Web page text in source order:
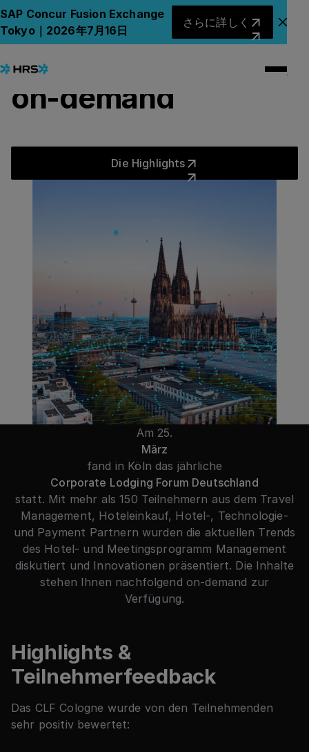
SAP Concur Fusion Exchange
Tokyo｜2026年7月16日
さらに詳しく
ア
KÖLN, 2025
Corporate Lodging
Forum deutschland,
on-demand
Die Highlights
Am 25.
März
fand in Köln das jährliche
Corporate Lodging Forum Deutschland
statt. Mit mehr als 150 Teilnehmern aus dem Travel
Management, Hoteleinkauf, Hotel-, Technologie-
und Payment Partnern wurden die aktuellen Trends
des Hotel- und Meetingsprogramm Management
diskutiert und Innovationen präsentiert. Die Inhalte
stehen Ihnen nachfolgend on-demand zur
Verfügung.
Highlights &
Teilnehmerfeedback
Das CLF Cologne wurde von den Teilnehmenden
sehr positiv bewertet: